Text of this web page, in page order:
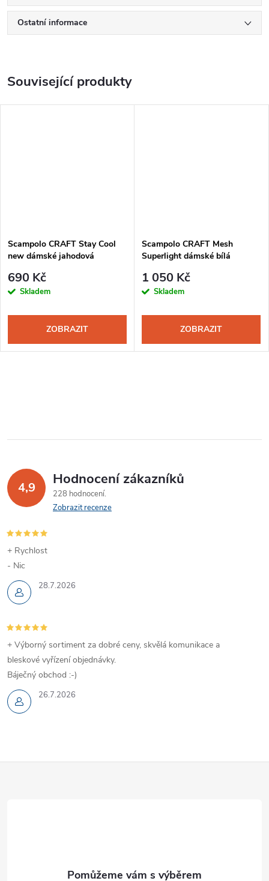
Ostatní informace
Související produkty
Scampolo CRAFT Stay Cool
new dámské jahodová
690 Kč
Skladem
ZOBRAZIT
Scampolo CRAFT Mesh
Superlight dámské bílá
1 050 Kč
Skladem
ZOBRAZIT
4,9 Hodnocení zákazníků
228 hodnocení
Zobrazit recenze
28.7.2026
+ Rychlost
- Nic
26.7.2026
+ Výborný sortiment za dobré ceny, skvělá komunikace a
bleskové vyřízení objednávky.
Báječný obchod :-)